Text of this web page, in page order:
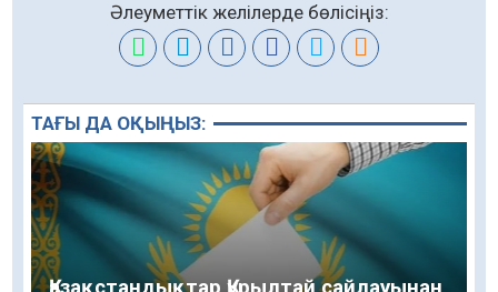
Әлеуметтік желілерде бөлісіңіз:
ТАҒЫ ДА ОҚЫҢЫЗ: